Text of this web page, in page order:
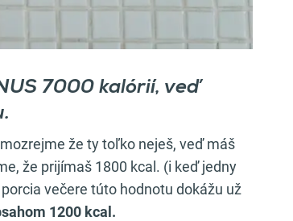
7000 kalórií, veď
že ty toľko neješ, veď máš
že prijímaš 1800 kcal. (i keď jedny
večere túto hodnotu dokážu už
1200 kcal.